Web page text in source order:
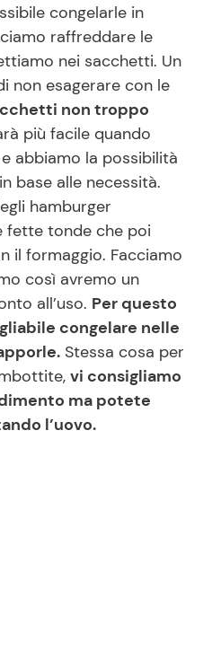
congelarle in
raffreddare le
nei sacchetti. Un
non esagerare con le
non troppo
più facile quando
abbiamo la possibilità
base alle necessità.
hamburger
fette tonde che poi
il formaggio. Facciamo
così avremo un
all’uso. Per questo
congelare nelle
Stessa cosa per
vi consigliamo
ma potete
l’uovo.